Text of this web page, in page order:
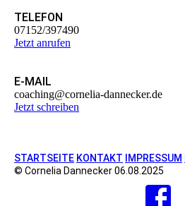
TELEFON
07152/397490
Jetzt anrufen
E-MAIL
coaching@cornelia-dannecker.de
Jetzt schreiben
STARTSEITE KONTAKT IMPRESSUM
© Cornelia Dannecker 06.08.2025